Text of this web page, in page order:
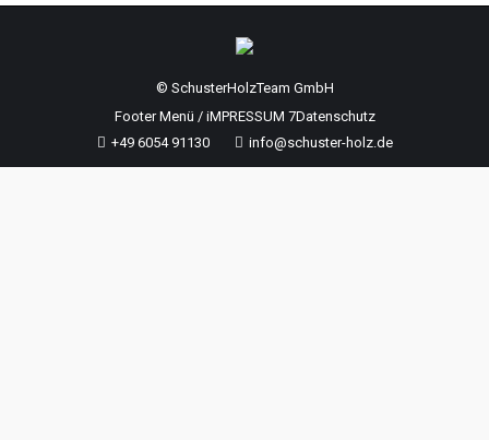
© SchusterHolzTeam GmbH
Footer Menü / iMPRESSUM 7Datenschutz
+49 6054 91130
info@schuster-holz.de